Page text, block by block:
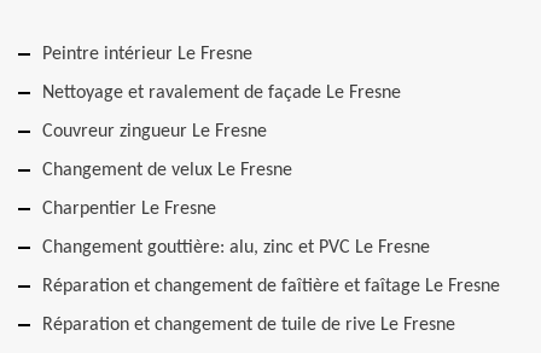
Peintre intérieur Le Fresne
Nettoyage et ravalement de façade Le Fresne
Couvreur zingueur Le Fresne
Changement de velux Le Fresne
Charpentier Le Fresne
Changement gouttière: alu, zinc et PVC Le Fresne
Réparation et changement de faîtière et faîtage Le Fresne
Réparation et changement de tuile de rive Le Fresne